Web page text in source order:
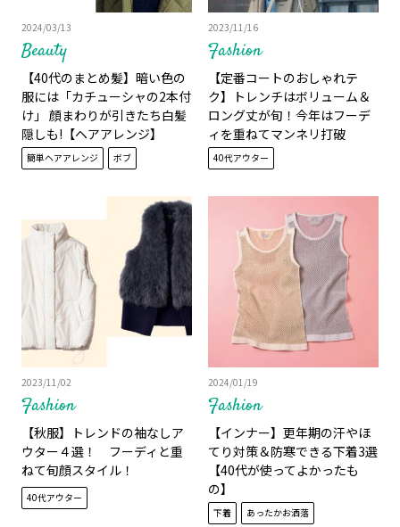
Beauty
2024/03/13
【40代のまとめ髪】暗い色の
服には「カチューシャの2本付
け」 顔まわりが引きたち白髪
隠しも!【ヘアアレンジ】
簡単ヘアアレンジ ボブ
Fashion
2023/11/16
【定番コートのおしゃれテ
ク】トレンチはボリューム＆
ロング丈が旬！今年はフーデ
ィを重ねてマンネリ打破
40代アウター
Fashion
2023/11/02
【秋服】トレンドの袖なしア
ウター４選！ フーディと重
ねて旬顔スタイル！
40代アウター
Fashion
2024/01/19
【インナー】更年期の汗やほ
てり対策＆防寒できる下着3選
【40代が使ってよかったも
の】
下着 あったかお洒落